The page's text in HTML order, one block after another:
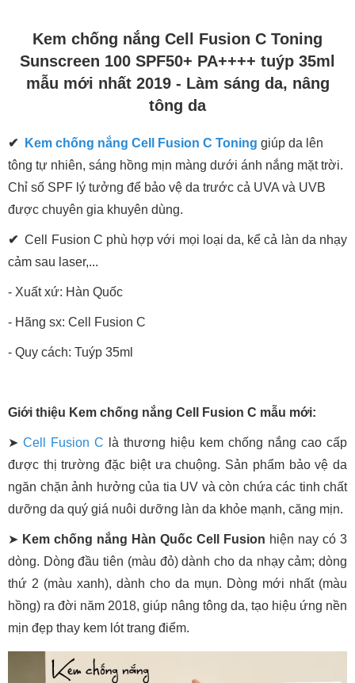
Kem chống nắng Cell Fusion C Toning
Sunscreen 100 SPF50+ PA++++ tuýp 35ml
mẫu mới nhất 2019 - Làm sáng da, nâng
tông da
✔ Kem chống nắng Cell Fusion C Toning giúp da lên
tông tự nhiên, sáng hồng mịn màng dưới ánh nắng mặt trời.
Chỉ số SPF lý tưởng để bảo vệ da trước cả UVA và UVB
được chuyên gia khuyên dùng.
✔ Cell Fusion C phù hợp với mọi loại da, kể cả làn da nhạy
cảm sau laser,...
- Xuất xứ: Hàn Quốc
- Hãng sx: Cell Fusion C
- Quy cách: Tuýp 35ml
Giới thiệu Kem chống nắng Cell Fusion C mẫu mới:
➤ Cell Fusion C là thương hiệu kem chống nắng cao cấp
được thị trường đặc biệt ưa chuộng. Sản phẩm bảo vệ da
ngăn chặn ảnh hưởng của tia UV và còn chứa các tinh chất
dưỡng da quý giá nuôi dưỡng làn da khỏe mạnh, căng mịn.
➤ Kem chống nắng Hàn Quốc Cell Fusion hiện nay có 3
dòng. Dòng đầu tiên (màu đỏ) dành cho da nhạy cảm; dòng
thứ 2 (màu xanh), dành cho da mụn. Dòng mới nhất (màu
hồng) ra đời năm 2018, giúp nâng tông da, tạo hiệu ứng nền
mịn đẹp thay kem lót trang điểm.